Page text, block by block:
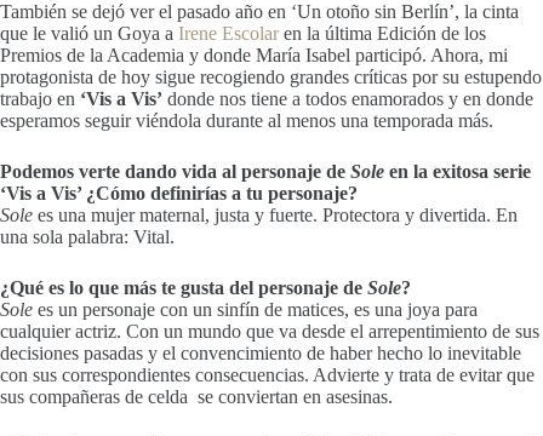
También se dejó ver el pasado año en ‘Un otoño sin Berlín’, la cinta
que le valió un Goya a Irene Escolaren la última Edición de los
Premios de la Academia y donde María Isabel participó. Ahora, mi
protagonista de hoy sigue recogiendo grandes críticas por su estupendo
trabajo en ‘Vis a Vis’ donde nos tiene a todos enamorados y en donde
esperamos seguir viéndola durante al menos una temporada más.
Podemos verte dando vida al personaje de Sole en la exitosa serie
‘Vis a Vis’ ¿Cómo definirías a tu personaje?
Sole es una mujer maternal, justa y fuerte. Protectora y divertida. En
una sola palabra: Vital.
¿Qué es lo que más te gusta del personaje de Sole?
Sole es un personaje con un sinfín de matices, es una joya para
cualquier actriz. Con un mundo que va desde el arrepentimiento de sus
decisiones pasadas y el convencimiento de haber hecho lo inevitable
con sus correspondientes consecuencias. Advierte y trata de evitar que
sus compañeras de celda se conviertan en asesinas.